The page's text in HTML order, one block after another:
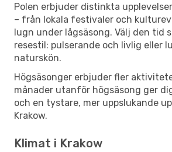
Polen erbjuder distinkta
– från lokala festivaler och
lugn under lågsäsong. Välj den tid
resestil: pulserande och livlig eller
naturskön.
Högsäsonger erbjuder fler
månader utanför högsäsong ger
och en tystare, mer uppslukande
Krakow.
Klimat i Krakow